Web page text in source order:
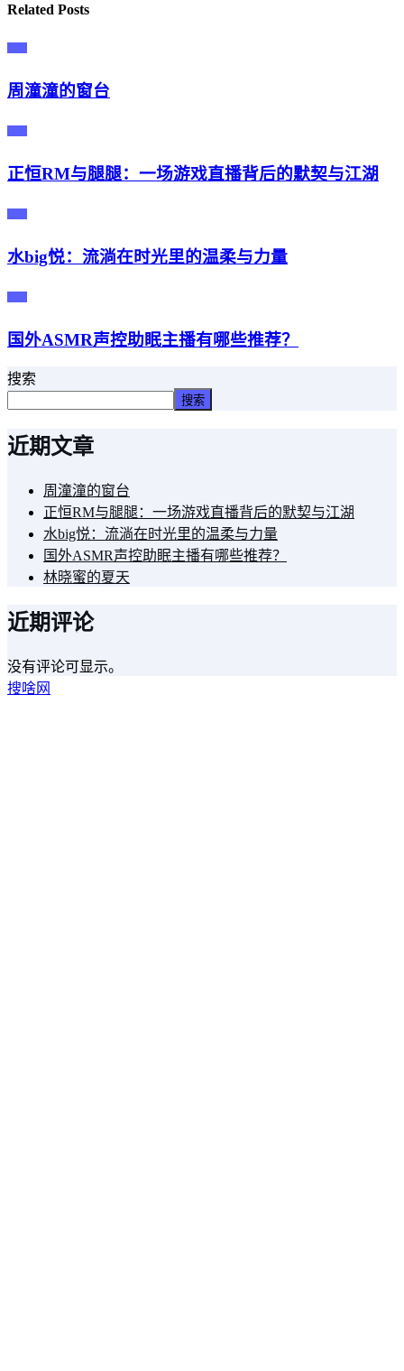
Related Posts
周潼潼的窗台
正恒RM与腿腿：一场游戏直播背后的默契与江湖
水big悦：流淌在时光里的温柔与力量
国外ASMR声控助眠主播有哪些推荐？
搜索
搜索
近期文章
周潼潼的窗台
正恒RM与腿腿：一场游戏直播背后的默契与江湖
水big悦：流淌在时光里的温柔与力量
国外ASMR声控助眠主播有哪些推荐？
林晓蜜的夏天
近期评论
没有评论可显示。
搜啥网